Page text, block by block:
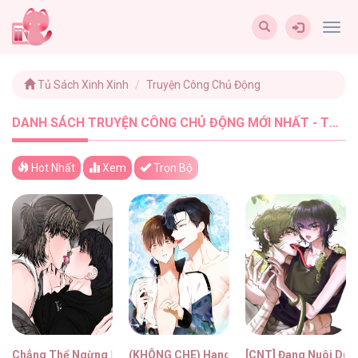
Tủ Sách Xinh Xinh Truyện Công Chủ Động
DANH SÁCH TRUYỆN CÔNG CHỦ ĐỘNG MỚI NHẤT - TUSACHXINHXINH (9)
Hot Nhất Xem Trọn Bộ
Chẳng Thể Ngừng Lại (KHÔNG CHE) Hang Thỏ[CNT] Đang Nuôi